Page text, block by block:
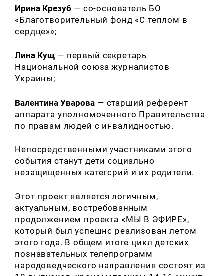
Ирина Крезуб — со-основатель БО
«Благотворительный фонд «С теплом в
сердце»»;
Лина Кущ — первый секретарь
Национальной союза журналистов
Украины;
Валентина Уварова — старший референт
аппарата уполномоченного Правительства
по правам людей с инвалидностью.
Непосредственными участниками этого
события станут дети социально
незащищенных категорий и их родители.
Этот проект является логичным,
актуальным, востребованным
продолжением проекта «МЫ В ЭФИРЕ»,
который был успешно реализован летом
этого года. В общем итоге цикл детских
познавательных телепрограмм
народоведческого направления состоят из